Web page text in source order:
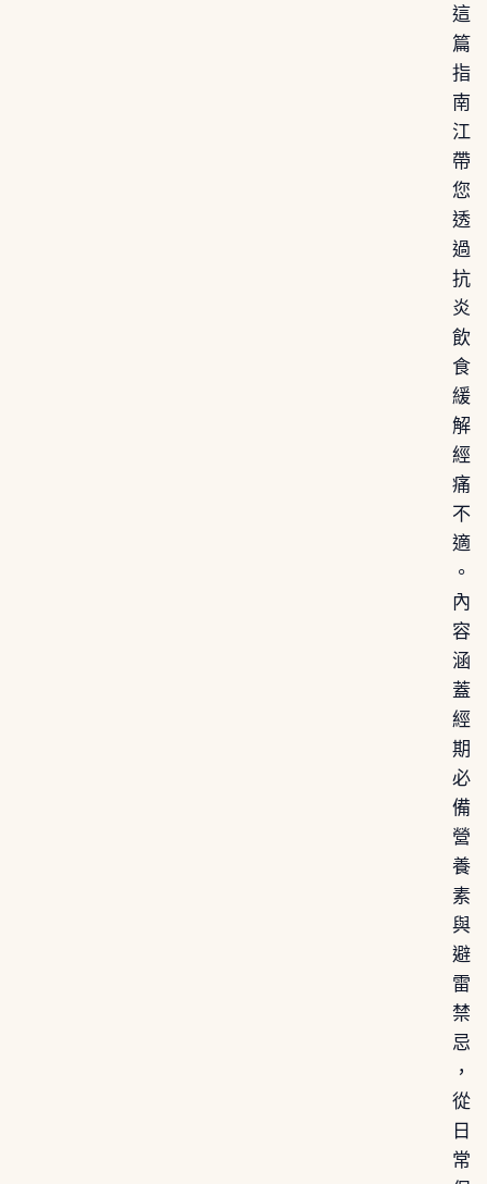
這
篇
指
南
江
帶
您
透
過
抗
炎
飲
食
緩
解
經
痛
不
適
。
內
容
涵
蓋
經
期
必
備
營
養
素
與
避
雷
禁
忌
，
從
日
常